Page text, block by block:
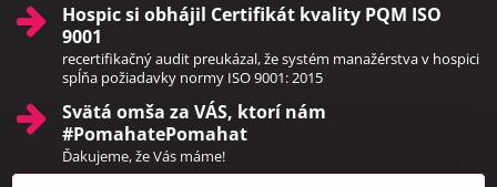
Hospic si obhájil Certifikát kvality PQM ISO
9001
recertifikačný audit preukázal, že systém manažérstva v hospici
spĺňa požiadavky normy ISO 9001: 2015
Svätá omša za VÁS, ktorí nám
#PomahatePomahat
Ďakujeme, že Vás máme!